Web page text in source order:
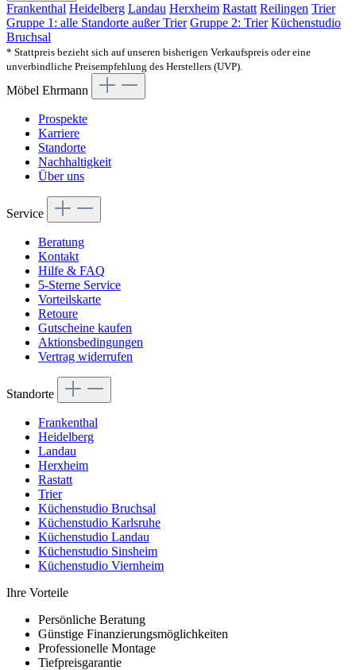
Frankenthal Heidelberg Landau Herxheim Rastatt Reilingen Trier
Gruppe 1: alle Standorte außer Trier Gruppe 2: Trier Küchenstudio
Bruchsal
* Stattpreis bezieht sich auf unseren bisherigen Verkaufspreis oder eine
unverbindliche Preisempfehlung des Herstellers (UVP).
Möbel Ehrmann
Prospekte
Karriere
Standorte
Nachhaltigkeit
Über uns
Service
Beratung
Kontakt
Hilfe & FAQ
5-Sterne Service
Vorteilskarte
Retoure
Gutscheine kaufen
Aktionsbedingungen
Vertrag widerrufen
Standorte
Frankenthal
Heidelberg
Landau
Herxheim
Rastatt
Trier
Küchenstudio Bruchsal
Küchenstudio Karlsruhe
Küchenstudio Landau
Küchenstudio Sinsheim
Küchenstudio Viernheim
Ihre Vorteile
Persönliche Beratung
Günstige Finanzierungsmöglichkeiten
Professionelle Montage
Tiefpreisgarantie